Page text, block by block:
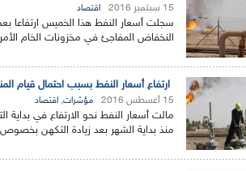
15 سبتمبر 2016 اقتصاد
سجلت أسعار النفط هذا الخميس ارتفاعا
النخفاض المفاجئ في مخزونات الخام
ارتفاع أسعار النفط بسبب احتمال قيام
15 أغسطس 2016 مؤشرات, اقتصاد
مالت أسعار النفط نحو الارتفاع في بداية
منذ بداية الشهر بعد زيادة التكهن